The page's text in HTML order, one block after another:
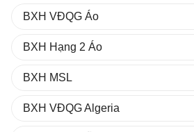
BXH VĐQG Áo
BXH Hạng 2 Áo
BXH MSL
BXH VĐQG Algeria